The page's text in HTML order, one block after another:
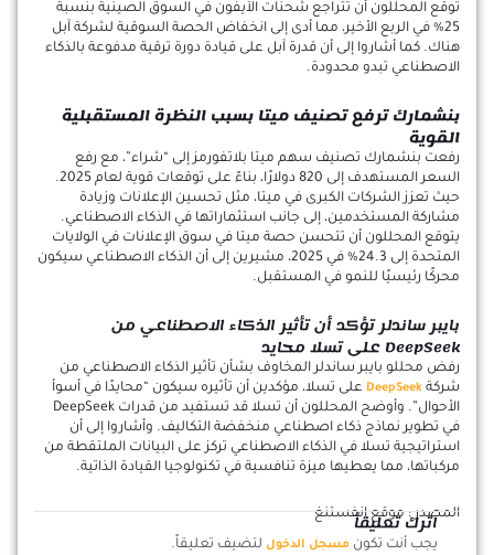
توقع المحللون أن تتراجع شحنات الآيفون في السوق الصينية بنسبة
25% في الربع الأخير، مما أدى إلى انخفاض الحصة السوقية لشركة آبل
هناك. كما أشاروا إلى أن قدرة آبل على قيادة دورة ترقية مدفوعة بالذكاء
الاصطناعي تبدو محدودة.
بنشمارك ترفع تصنيف ميتا بسبب النظرة المستقبلية
القوية
رفعت بنشمارك تصنيف سهم ميتا بلاتفورمز إلى “شراء”، مع رفع
السعر المستهدف إلى 820 دولارًا، بناءً على توقعات قوية لعام 2025.
حيث تعزز الشركات الكبرى في ميتا، مثل تحسين الإعلانات وزيادة
مشاركة المستخدمين، إلى جانب استثماراتها في الذكاء الاصطناعي.
يتوقع المحللون أن تتحسن حصة ميتا في سوق الإعلانات في الولايات
المتحدة إلى 24.3% في 2025، مشيرين إلى أن الذكاء الاصطناعي سيكون
محركًا رئيسيًا للنمو في المستقبل.
بايبر ساندلر تؤكد أن تأثير الذكاء الاصطناعي من
DeepSeek على تسلا محايد
رفض محللو بايبر ساندلر المخاوف بشأن تأثير الذكاء الاصطناعي من
شركة DeepSeek على تسلا، مؤكدين أن تأثيره سيكون “محايدًا في أسوأ
الأحوال”. وأوضح المحللون أن تسلا قد تستفيد من قدرات DeepSeek
في تطوير نماذج ذكاء اصطناعي منخفضة التكاليف. وأشاروا إلى أن
استراتيجية تسلا في الذكاء الاصطناعي تركز على البيانات الملتقطة من
مركباتها، مما يعطيها ميزة تنافسية في تكنولوجيا القيادة الذاتية.
المصدر : موقع انفستنغ
اترك تعليقاً
يجب أنت تكون مسجل الدخول لتضيف تعليقاً.